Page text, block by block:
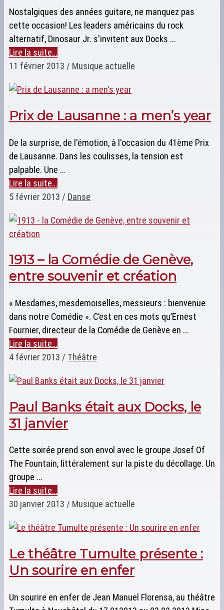
Nostalgiques des années guitare, ne manquez pas
cette occasion! Les leaders américains du rock
alternatif, Dinosaur Jr. s'invitent aux Docks ...
Lire la suite…
11 février 2013 / Musique actuelle
Prix de Lausanne : a men’s year
De la surprise, de l'émotion, à l'occasion du 41ème Prix
de Lausanne. Dans les coulisses, la tension est
palpable. Une ...
Lire la suite…
5 février 2013 / Danse
1913 – la Comédie de Genève,
entre souvenir et création
« Mesdames, mesdemoiselles, messieurs : bienvenue
dans notre Comédie ». C’est en ces mots qu’Ernest
Fournier, directeur de la Comédie de Genève en ...
Lire la suite…
4 février 2013 / Théâtre
Paul Banks était aux Docks, le
31 janvier
Cette soirée prend son envol avec le groupe Josef Of
The Fountain, littéralement sur la piste du décollage. Un
groupe ...
Lire la suite…
30 janvier 2013 / Musique actuelle
Le théâtre Tumulte présente :
Un sourire en enfer
Un sourire en enfer de Jean Manuel Florensa, au théâtre